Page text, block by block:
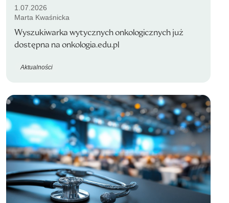
1.07.2026
Marta Kwaśnicka
Wyszukiwarka wytycznych onkologicznych już
dostępna na onkologia.edu.pl
Aktualności